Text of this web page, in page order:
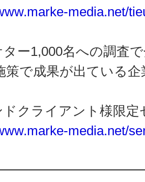
media.net/
ター1,000名への調査
成果が出ている企
ライアント様限定
media.net/